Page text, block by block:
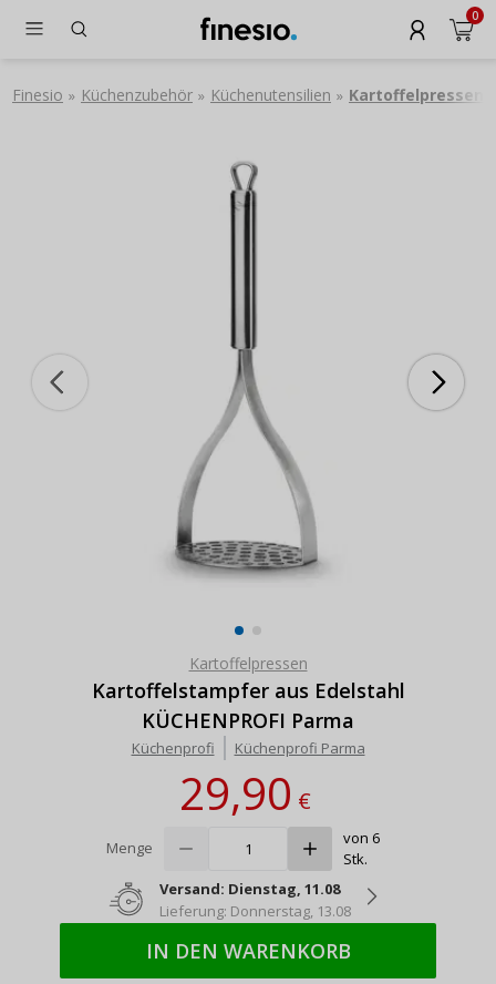
0
Finesio » Küchenzubehör » Küchenutensilien » Kartoffelpressen
Kartoffelpressen
Kartoffelstampfer aus Edelstahl
KÜCHENPROFI Parma
Küchenprofi Küchenprofi Parma
29,90€
Menge
von 6
Stk.
Versand: Dienstag, 11.08
Lieferung: Donnerstag, 13.08
IN DEN WARENKORB